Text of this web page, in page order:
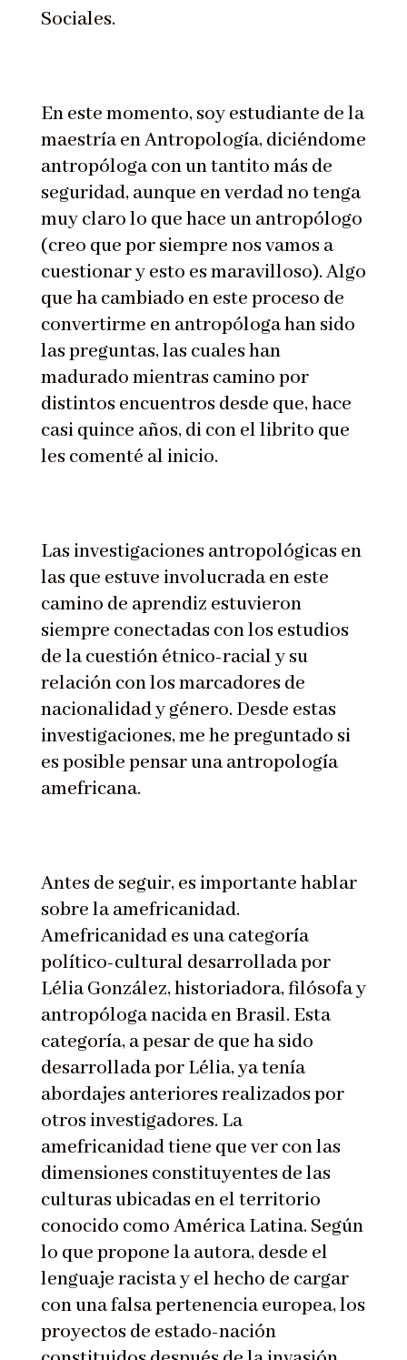
Sociales.
En este momento, soy estudiante de la
maestría en Antropología, diciéndome
antropóloga con un tantito más de
seguridad, aunque en verdad no tenga
muy claro lo que hace un antropólogo
(creo que por siempre nos vamos a
cuestionar y esto es maravilloso). Algo
que ha cambiado en este proceso de
convertirme en antropóloga han sido
las preguntas, las cuales han
madurado mientras camino por
distintos encuentros desde que, hace
casi quince años, di con el librito que
les comenté al inicio.
Las investigaciones antropológicas en
las que estuve involucrada en este
camino de aprendiz estuvieron
siempre conectadas con los estudios
de la cuestión étnico-racial y su
relación con los marcadores de
nacionalidad y género. Desde estas
investigaciones, me he preguntado si
es posible pensar una antropología
amefricana.
Antes de seguir, es importante hablar
sobre la amefricanidad.
Amefricanidad es una categoría
político-cultural desarrollada por
Lélia González, historiadora, filósofa y
antropóloga nacida en Brasil. Esta
categoría, a pesar de que ha sido
desarrollada por Lélia, ya tenía
abordajes anteriores realizados por
otros investigadores. La
amefricanidad tiene que ver con las
dimensiones constituyentes de las
culturas ubicadas en el territorio
conocido como América Latina. Según
lo que propone la autora, desde el
lenguaje racista y el hecho de cargar
con una falsa pertenencia europea, los
proyectos de estado-nación